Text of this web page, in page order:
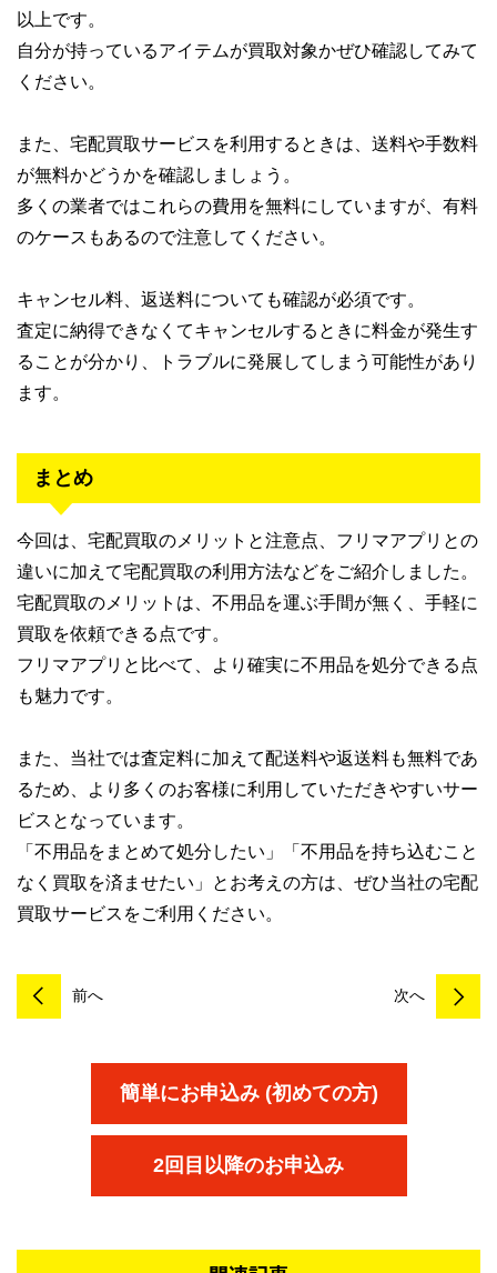
以上です。
自分が持っているアイテムが買取対象かぜひ確認してみて
ください。
また、宅配買取サービスを利用するときは、送料や手数料
が無料かどうかを確認しましょう。
多くの業者ではこれらの費用を無料にしていますが、有料
のケースもあるので注意してください。
キャンセル料、返送料についても確認が必須です。
査定に納得できなくてキャンセルするときに料金が発生す
ることが分かり、トラブルに発展してしまう可能性があり
ます。
まとめ
今回は、宅配買取のメリットと注意点、フリマアプリとの
違いに加えて宅配買取の利用方法などをご紹介しました。
宅配買取のメリットは、不用品を運ぶ手間が無く、手軽に
買取を依頼できる点です。
フリマアプリと比べて、より確実に不用品を処分できる点
も魅力です。
また、当社では査定料に加えて配送料や返送料も無料であ
るため、より多くのお客様に利用していただきやすいサー
ビスとなっています。
「不用品をまとめて処分したい」「不用品を持ち込むこと
なく買取を済ませたい」とお考えの方は、ぜひ当社の宅配
買取サービスをご利用ください。
前へ 次へ
簡単にお申込み (初めての方)
2回目以降のお申込み